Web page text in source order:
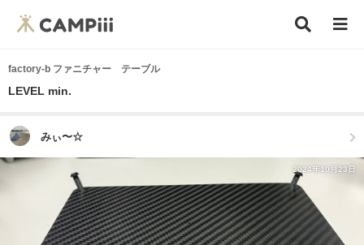
factory-b ファニチャー テーブル
LEVEL min.
みぃ〜☆
2024年10月23日